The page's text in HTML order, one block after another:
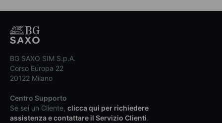
BG SAXO SIM S.p.A.
Corso Europa 22
20122 Milano
Centro Supporto
Se sei un Cliente, clicca qui per richiedere
assistenza e contattare il Servizio Clienti.